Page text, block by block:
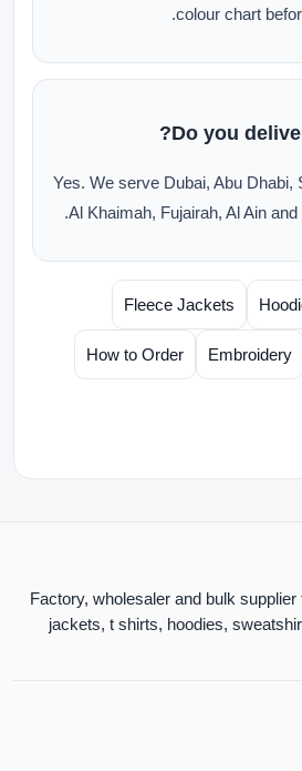
colour chart
Do you
Yes. We serve Dubai, Abu Dhabi,
Al Khaimah, Fujairah, Al Ain
Fleece Jackets
Embroidery
How to Order
Factory, wholesaler and bulk
jackets, t shirts, hoodies,